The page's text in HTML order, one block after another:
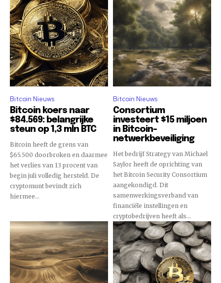
Bitcoin Nieuws
Bitcoin koers naar
$84.569: belangrijke
steun op 1,3 mln BTC
Bitcoin heeft de grens van
$65.500 doorbroken en daarmee
het verlies van 13 procent van
begin juli volledig hersteld. De
cryptomunt bevindt zich
hiermee...
Bitcoin Nieuws
Consortium
investeert $15 miljoen
in Bitcoin-
netwerkbeveiliging
Het bedrijf Strategy van Michael
Saylor heeft de oprichting van
het Bitcoin Security Consortium
aangekondigd. Dit
samenwerkingsverband van
financiële instellingen en
cryptobedrijven heeft als...